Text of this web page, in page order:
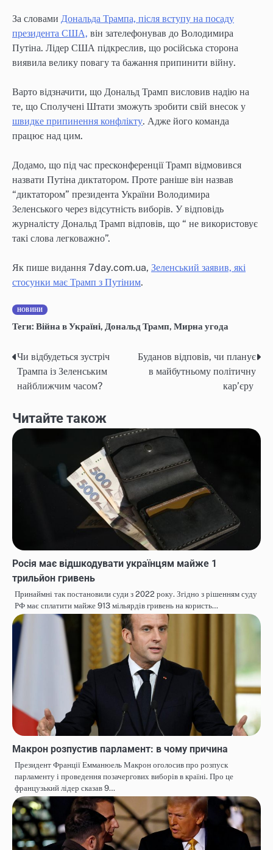
За словами Дональда Трампа, після вступу на посаду
президента США, він зателефонував до Володимира
Путіна. Лідер США підкреслив, що російська сторона
виявила велику повагу та бажання припинити війну.
Варто відзначити, що Дональд Трамп висловив надію на
те, що Сполучені Штати зможуть зробити свій внесок у
швидке припинення конфлікту. Адже його команда
працює над цим.
Додамо, що під час пресконференції Трамп відмовився
назвати Путіна диктатором. Проте раніше він назвав
“диктатором” президента України Володимира
Зеленського через відсутність виборів. У відповідь
журналісту Дональд Трамп відповів, що “ не використовує
такі слова легковажно”.
Як пише видання 7day.com.ua, Зеленський заявив, які
стосунки має Трамп з Путіним.
НОВИНИ
Теги: Війна в Україні, Дональд Трамп, Мирна угода
Навігація
записів
Чи відбудеться зустріч
Трампа із Зеленським
найближчим часом?
Буданов відповів, чи планує
в майбутньому політичну
кар’єру
Читайте також
Росія має відшкодувати українцям майже 1
трильйон гривень
Принаймні так постановили суди з 2022 року. Згідно з рішенням суду
РФ має сплатити майже 913 мільярдів гривень на користь…
Макрон розпустив парламент: в чому причина
Президент Франції Емманюель Макрон оголосив про розпуск
парламенту і проведення позачергових виборів в країні. Про це
французький лідер сказав 9…